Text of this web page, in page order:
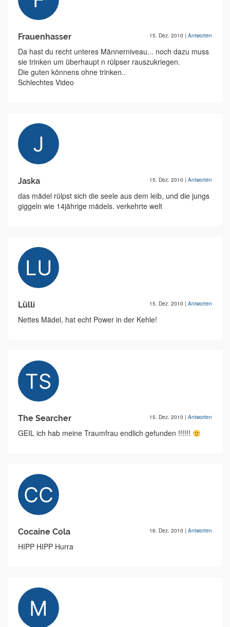
Frauenhasser 15. Dez. 2010 | Antworten
Da hast du recht unteres Männerniveau... noch dazu muss
sie trinken um überhaupt n rülpser rauszukriegen.
Die guten könnens ohne trinken..
Schlechtes Video
Jaska 15. Dez. 2010 | Antworten
das mädel rülpst sich die seele aus dem leib, und die jungs
giggeln wie 14jährige mädels. verkehrte welt
Lülli 15. Dez. 2010 | Antworten
Nettes Mädel, hat echt Power in der Kehle!
The Searcher 15. Dez. 2010 | Antworten
GEIL ich hab meine Traumfrau endlich gefunden !!!!!!
Cocaine Cola 16. Dez. 2010 | Antworten
HIPP HIPP Hurra